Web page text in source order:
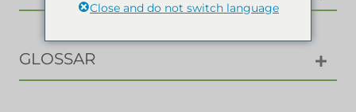
GLOSSAR
Close and do not switch language